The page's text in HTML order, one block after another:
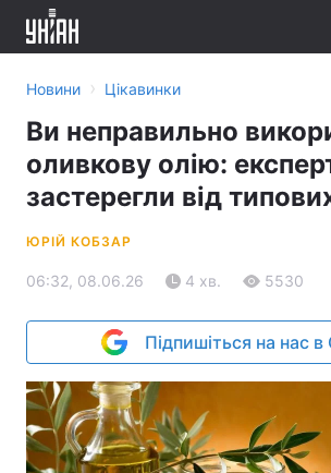
Новини › Цікавинки
Ви неправильно
оливкову олію:
застерегли від
ЮРІЙ КОБЗАР
06:32, 08.06.26 4 хв. 5530
Підпишіться на нас в